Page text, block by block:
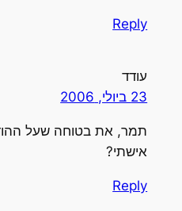
Reply
עודד
23 ביולי, 2006
תמר, את בטוחה שעל
אישתי?
Reply